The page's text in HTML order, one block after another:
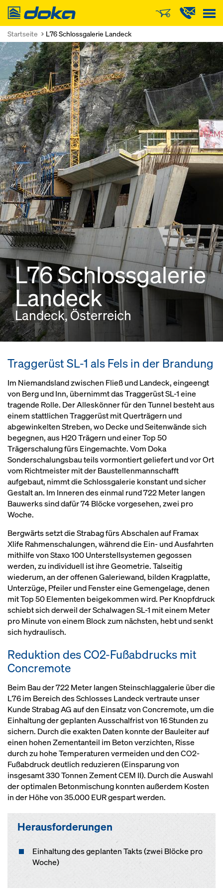
Doka
Startseite L76 Schlossgalerie Landeck
L76 Schlossgalerie
Landeck
Landeck, Österreich
Traggerüst SL-1 als Fels in der Brandung
Im Niemandsland zwischen Fließ und Landeck, eingeengt
von Berg und Inn, übernimmt das Traggerüst SL-1 eine
tragende Rolle. Der Alleskönner für den Tunnel besteht aus
einem stattlichen Traggerüst mit Querträgern und
abgewinkelten Streben, wo Decke und Seitenwände sich
begegnen, aus H20 Trägern und einer Top 50
Trägerschalung fürs Eingemachte. Vom Doka
Sonderschalungsbau teils vormontiert geliefert und vor Ort
vom Richtmeister mit der Baustellenmannschafft
aufgebaut, nimmt die Schlossgalerie konstant und sicher
Gestalt an. Im Inneren des einmal rund 722 Meter langen
Bauwerks sind dafür 74 Blöcke vorgesehen, zwei pro
Woche.
Bergwärts setzt die Strabag fürs Abschalen auf Framax
Xlife Rahmenschalungen, während die Ein- und Ausfahrten
mithilfe von Staxo 100 Unterstellsystemen gegossen
werden, zu individuell ist ihre Geometrie. Talseitig
wiederum, an der offenen Galeriewand, bilden Kragplatte,
Unterzüge, Pfeiler und Fenster eine Gemengelage, denen
mit Top 50 Elementen beigekommen wird. Per Knopfdruck
schiebt sich derweil der Schalwagen SL-1 mit einem Meter
pro Minute von einem Block zum nächsten, hebt und senkt
sich hydraulisch.
Reduktion des CO2-Fußabdrucks mit
Concremote
Beim Bau der 722 Meter langen Steinschlaggalerie über die
L76 im Bereich des Schlosses Landeck vertraute unser
Kunde Strabag AG auf den Einsatz von Concremote, um die
Einhaltung der geplanten Ausschalfrist von 16 Stunden zu
sichern. Durch die exakten Daten konnte der Bauleiter auf
einen hohen Zementanteil im Beton verzichten, Risse
durch zu hohe Temperaturen vermeiden und den CO2-
Fußabdruck deutlich reduzieren (Einsparung von
insgesamt 330 Tonnen Zement CEM II). Durch die Auswahl
der optimalen Betonmischung konnten außerdem Kosten
in der Höhe von 35.000 EUR gespart werden.
Herausforderungen
Einhaltung des geplanten Takts (zwei Blöcke pro
Woche)